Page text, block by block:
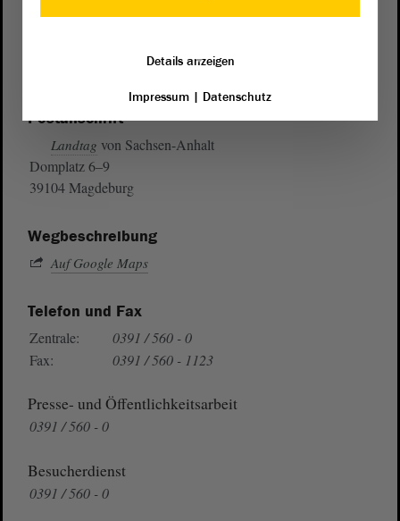
Postanschrift
Landtag von Sachsen-Anhalt
Domplatz 6–9
39104 Magdeburg
Wegbeschreibung
Auf Google Maps
Telefon und Fax
Zentrale:
0391 / 560 - 0
Fax:
0391 / 560 - 1123
Presse- und Öffentlichkeitsarbeit
0391 / 560 - 0
Besucherdienst
0391 / 560 - 0
Details anzeigen
Impressum| Datenschutz